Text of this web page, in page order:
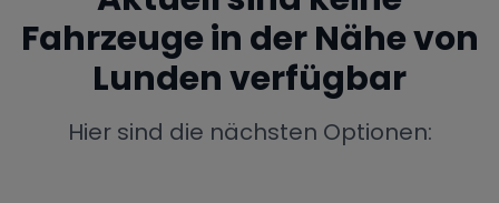
Mercedes BMW Audi
Fahrzeuge in der Nähe von
Lundenverfügbar
Hier sind die nächsten Optionen: